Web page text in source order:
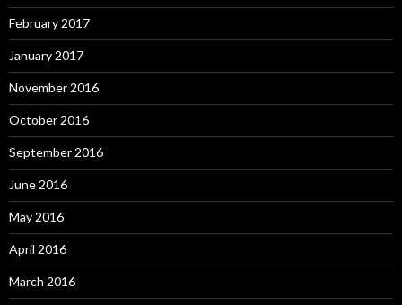
February 2017
January 2017
November 2016
October 2016
September 2016
June 2016
May 2016
April 2016
March 2016